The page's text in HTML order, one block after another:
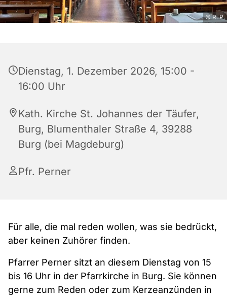
© R. P.
Dienstag, 1. Dezember 2026, 15:00 -
16:00 Uhr
Kath. Kirche St. Johannes der Täufer,
Burg, Blumenthaler Straße 4, 39288
Burg (bei Magdeburg)
Pfr. Perner
Für alle, die mal reden wollen, was sie bedrückt,
aber keinen Zuhörer finden.
Pfarrer Perner sitzt an diesem Dienstag von 15
bis 16 Uhr in der Pfarrkirche in Burg. Sie können
gerne zum Reden oder zum Kerzeanzünden in